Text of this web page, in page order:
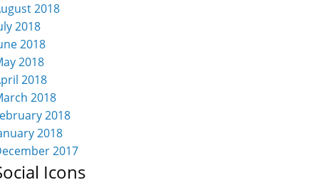
2018
2018
2018
2018
2018
2018
2018
2018
2017
Icons